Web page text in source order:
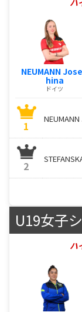
NEUMANN
hina
ドイツ
1
2
U19女子
ハ